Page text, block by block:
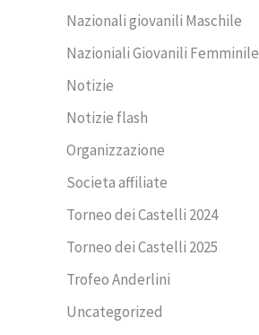
Nazionali giovanili Maschile
Nazioniali Giovanili Femminile
Notizie
Notizie flash
Organizzazione
Societa affiliate
Torneo dei Castelli 2024
Torneo dei Castelli 2025
Trofeo Anderlini
Uncategorized